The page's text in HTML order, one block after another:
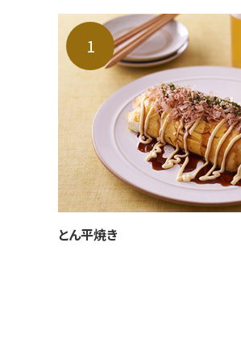
とん平焼き